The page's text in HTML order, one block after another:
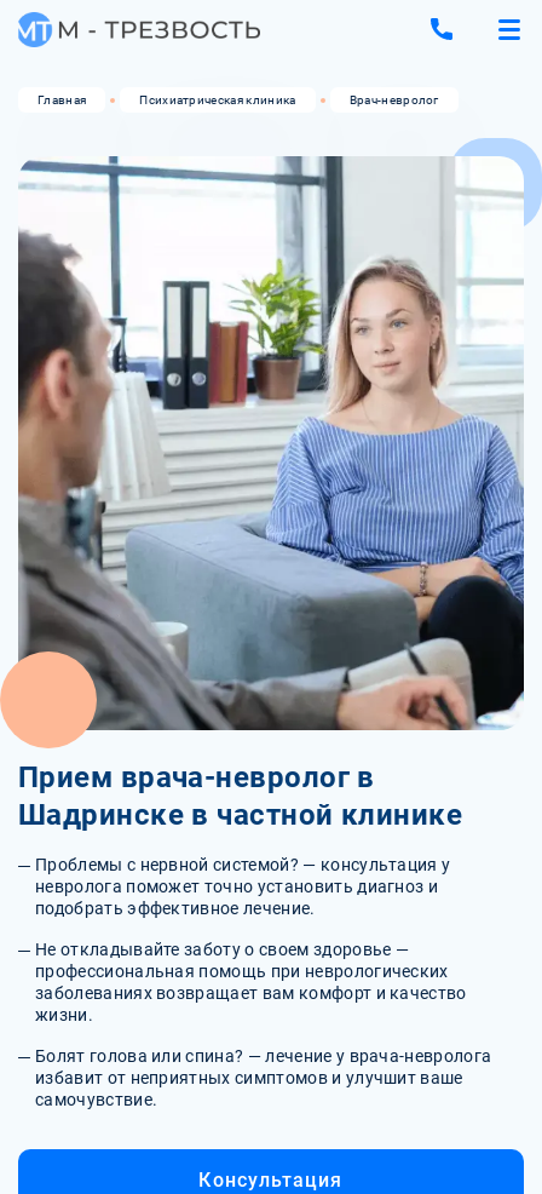
Главная Психиатрическая клиника Врач-невролог
Прием врача-невролог в
Шадринске в частной клинике
Проблемы с нервной системой? — консультация у
невролога поможет точно установить диагноз и
подобрать эффективное лечение.
Не откладывайте заботу о своем здоровье —
профессиональная помощь при неврологических
заболеваниях возвращает вам комфорт и качество
жизни.
Болят голова или спина? — лечение у врача-невролога
избавит от неприятных симптомов и улучшит ваше
самочувствие.
Консультация